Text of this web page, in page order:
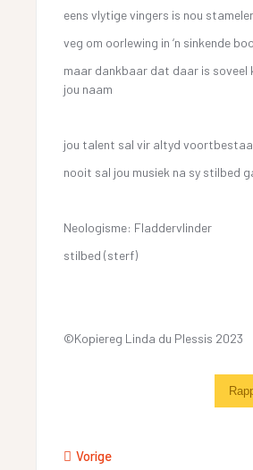
eens vlytige vingers is nou
veg om oorlewing in ‘n sinkende
maar dankbaar dat daar is soveel
jou naam
jou talent sal vir altyd
nooit sal jou musiek na sy stilbed
Neologisme: Fladdervlinder
stilbed (sterf)
©Kopiereg Linda du Plessis 2023
Vorige